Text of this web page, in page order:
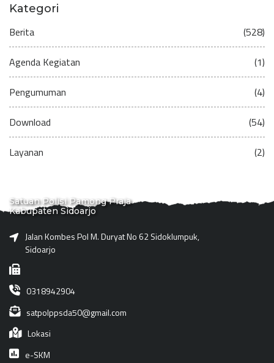
Kategori
Berita (528)
Agenda Kegiatan (1)
Pengumuman (4)
Download (54)
Layanan (2)
Satuan Polisi Pamong Praja
Kabupaten Sidoarjo
Jalan Kombes Pol M. Duryat No 62 Sidoklumpuk,
Sidoarjo
0318942904
satpolppsda50@gmail.com
Lokasi
e-SKM